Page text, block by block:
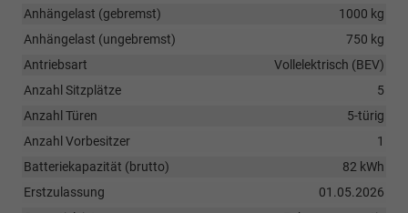
Anhängelast (gebremst)
1000 kg
Anhängelast (ungebremst)
750 kg
Antriebsart
Vollelektrisch (BEV)
Anzahl Sitzplätze
5
Anzahl Türen
5-türig
Anzahl Vorbesitzer
1
Batteriekapazität (brutto)
82 kWh
Erstzulassung
01.05.2026